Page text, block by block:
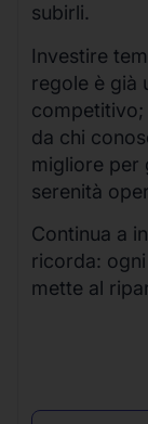
subirli.
Investire
regole è già
da chi
migliore per
serenità
Continua a
ricorda:
mette al